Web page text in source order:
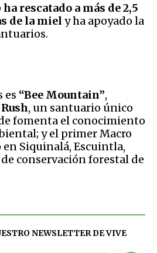
ha rescatado a más de 2,5
de la miel y ha apoyado la
es “Bee Mountain”,
, un santuario único
fomenta el conocimiento
y el primer Macro
Siquinalá, Escuintla,
conservación forestal de
NEWSLETTER DEVIVE